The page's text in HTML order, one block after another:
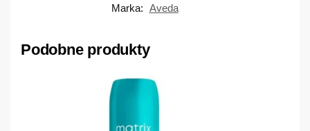
Marka: Aveda
Podobne produkty